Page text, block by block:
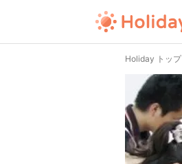
Holiday トップ